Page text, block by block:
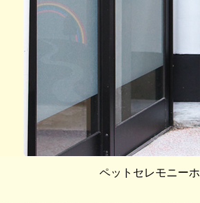
ペットセレモニー